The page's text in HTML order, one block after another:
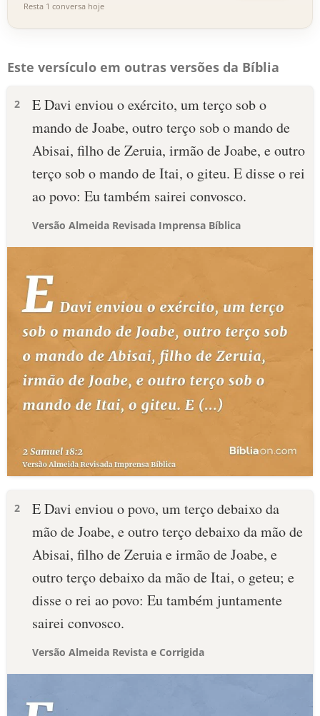
Resta 1 conversa hoje
Este versículo em outras versões da Bíblia
2
E Davi enviou o exército, um terço sob o
mando de Joabe, outro terço sob o mando de
Abisai, filho de Zeruia, irmão de Joabe, e outro
terço sob o mando de Itai, o giteu. E disse o rei
ao povo: Eu também sairei convosco.
Versão Almeida Revisada Imprensa Bíblica
2
E Davi enviou o povo, um terço debaixo da
mão de Joabe, e outro terço debaixo da mão de
Abisai, filho de Zeruia e irmão de Joabe, e
outro terço debaixo da mão de Itai, o geteu; e
disse o rei ao povo: Eu também juntamente
sairei convosco.
Versão Almeida Revista e Corrigida